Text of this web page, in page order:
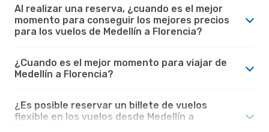
Al realizar una reserva, ¿cuando es el mejor
momento para conseguir los mejores precios
para los vuelos de Medellín a Florencia?
¿Cuando es el mejor momento para viajar de
Medellín a Florencia?
¿Es posible reservar un billete de vuelos
flexible en los vuelos desde Medellín a